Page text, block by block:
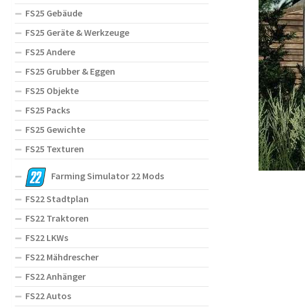
FS25 Gebäude
FS25 Geräte & Werkzeuge
FS25 Andere
FS25 Grubber & Eggen
FS25 Objekte
FS25 Packs
FS25 Gewichte
FS25 Texturen
Farming Simulator 22 Mods
FS22 Stadtplan
FS22 Traktoren
FS22 LKWs
FS22 Mähdrescher
FS22 Anhänger
FS22 Autos